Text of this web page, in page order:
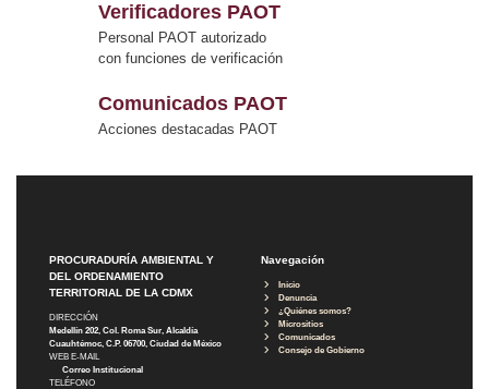
Verificadores PAOT
Personal PAOT autorizado
con funciones de verificación
Comunicados PAOT
Acciones destacadas PAOT
PROCURADURÍA AMBIENTAL Y
DEL ORDENAMIENTO
TERRITORIAL DE LA CDMX
DIRECCIÓN
Medellín 202, Col. Roma Sur, Alcaldía
Cuauhtémoc, C.P. 06700, Ciudad de México
WEB E-MAIL
Correo Institucional
TELÉFONO
Navegación
Inicio
Denuncia
¿Quiénes somos?
Micrositios
Comunicados
Consejo de Gobierno